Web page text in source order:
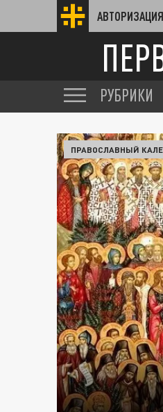
АВТОРИЗАЦИЯ
РУБРИКИ
ПРАВОСЛАВНЫЙ